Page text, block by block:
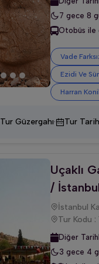
7 gece 8
Otobüs ile
Vade
Ezidi Ve
Harran
Tur Güzergahı· Tur
Uçaklı
/ İstanbul
İstanbul
Tur Kodu :
Diğer
3 gece 4